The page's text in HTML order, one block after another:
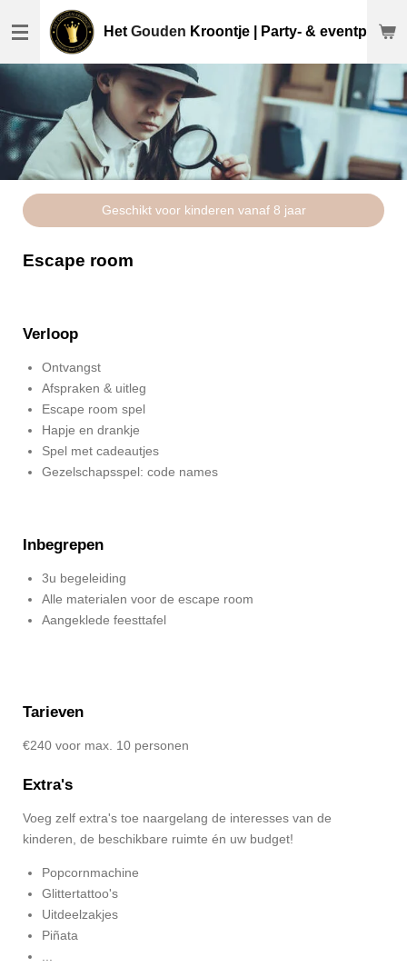
direct
hoofdinhoud
Het Gouden Kroontje | Party- &
Geschikt voor kinderen vanaf 8 jaar
Escape room
Verloop
Ontvangst
Afspraken & uitleg
Escape room spel
Hapje en drankje
Spel met cadeautjes
Gezelschapsspel: code names
Inbegrepen
3u begeleiding
Alle materialen voor de escape room
Aangeklede feesttafel
Tarieven
€240 voor max. 10 personen
Extra's
Voeg zelf extra's toe naargelang de interesses van de
kinderen, de beschikbare ruimte én uw budget!
Popcornmachine
Glittertattoo's
Uitdeelzakjes
Piñata